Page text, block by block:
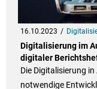
16.10.2023
Digitalisierung im
digitaler
Die Digitalisierung
notwendige